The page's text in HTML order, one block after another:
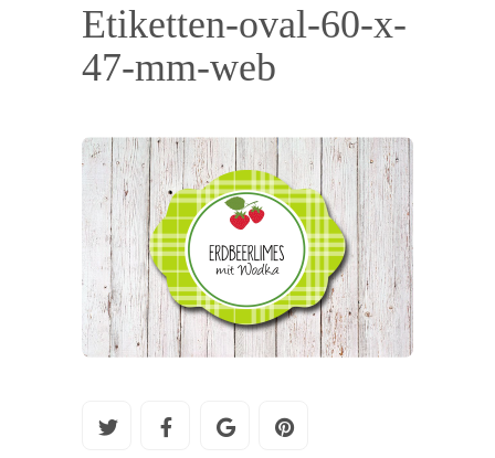
Etiketten-oval-60-x-
47-mm-web